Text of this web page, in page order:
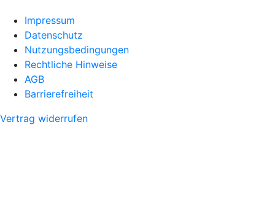
Impressum
Datenschutz
Nutzungsbedingungen
Rechtliche Hinweise
AGB
Barrierefreiheit
Vertrag widerrufen